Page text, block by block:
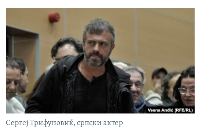
ПОДКАСТ ЗОШТО?
СЛЕДЕТЕ НЕ
РСЕ веб страници
Сергеј Трифуновиќ, српски актер